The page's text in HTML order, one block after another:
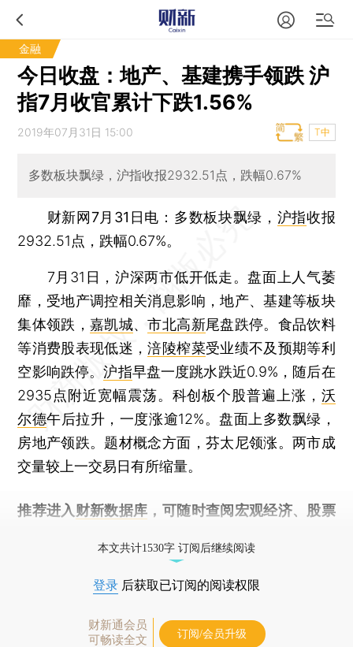
金融
今日收盘：地产、基建携手领跌 沪
指7月收官累计下跌1.56%
2019年07月31日 15:00 T中
多数板块飘绿，沪指收报2932.51点，跌幅0.67%
财新网7月31日电 ：多数板块飘绿， 沪指收报
2932.51点，跌幅0.67%。
7月31日，沪深两市低开低走。盘面上人气萎
靡，受地产调控相关消息影响，地产、基建等板块
集体领跌，嘉凯城、市北高新尾盘跌停。食品饮料
等消费股表现低迷，涪陵榨菜受业绩不及预期等利
空影响跌停。沪指早盘一度跳水跌近0.9%，随后在
2935点附近宽幅震荡。科创板个股普遍上涨， 沃
尔德午后拉升，一度涨逾12%。盘面上多数飘绿，
房地产领跌。题材概念方面，芬太尼领涨。两市成
交量较上一交易日有所缩量。
推荐进入 财新数据库 ，可随时查阅宏观经济、股票
本文共计1530字 订阅后继续阅读
登录 后获取已订阅的阅读权限
财新通会员
可畅读全文
订阅/会员升级